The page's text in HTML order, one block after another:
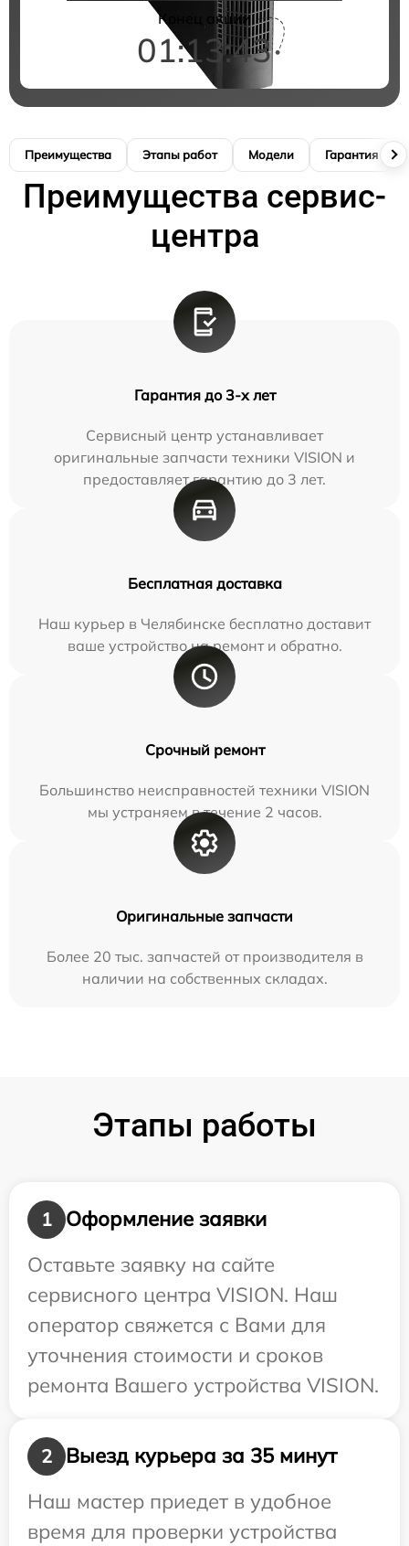
Конец акции
01:13:42
Преимущества Этапы работ Модели Гарантия
Преимущества сервис-
центра
Гарантия до 3-х лет
Сервисный центр устанавливает
оригинальные запчасти техники VISION и
предоставляет гарантию до 3 лет.
Бесплатная доставка
Наш курьер в Челябинске бесплатно доставит
ваше устройство на ремонт и обратно.
Срочный ремонт
Большинство неисправностей техники VISION
мы устраняем в течение 2 часов.
Оригинальные запчасти
Более 20 тыс. запчастей от производителя в
наличии на собственных складах.
Этапы работы
1
Оформление заявки
Оставьте заявку на сайте
сервисного центра VISION. Наш
оператор свяжется с Вами для
уточнения стоимости и сроков
ремонта Вашего устройства VISION.
2
Выезд курьера за 35 минут
Наш мастер приедет в удобное
время для проверки устройства